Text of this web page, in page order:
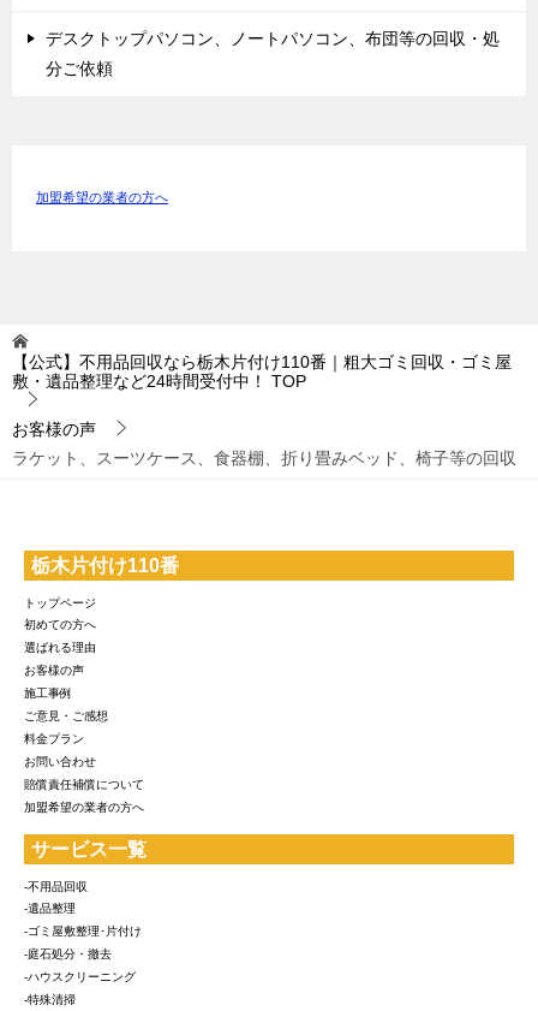
デスクトップパソコン、ノートパソコン、布団等の回収・処
分ご依頼
加盟希望の業者の方へ
【公式】不用品回収なら栃木片付け110番｜粗大ゴミ回収・ゴミ屋
敷・遺品整理など24時間受付中！
TOP
お客様の声
ラケット、スーツケース、食器棚、折り畳みベッド、椅子等の回収
栃木片付け110番
トップページ
初めての方へ
選ばれる理由
お客様の声
施工事例
ご意見・ご感想
料金プラン
お問い合わせ
賠償責任補償について
加盟希望の業者の方へ
サービス一覧
-不用品回収
-遺品整理
-ゴミ屋敷整理･片付け
-庭石処分・撤去
-ハウスクリーニング
-特殊清掃